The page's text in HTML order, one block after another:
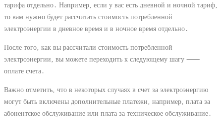
тарифа отдельно․ Например‚ если у вас есть дневной и ночной тариф‚
то вам нужно будет рассчитать стоимость потребленной
электроэнергии в дневное время и в ночное время отдельно․
После того‚ как вы рассчитали стоимость потребленной
электроэнергии‚ вы можете переходить к следующему шагу ⸺
оплате счета․
Важно отметить‚ что в некоторых случаях в счет за электроэнергию
могут быть включены дополнительные платежи‚ например‚ плата за
абонентское обслуживание или плата за техническое обслуживание․